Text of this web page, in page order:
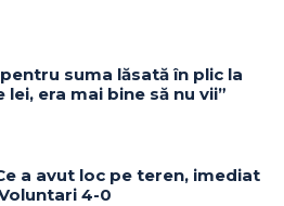
suma lăsată în plic la
lei, era mai bine să nu vii”
a avut loc pe teren, imediat
4-0